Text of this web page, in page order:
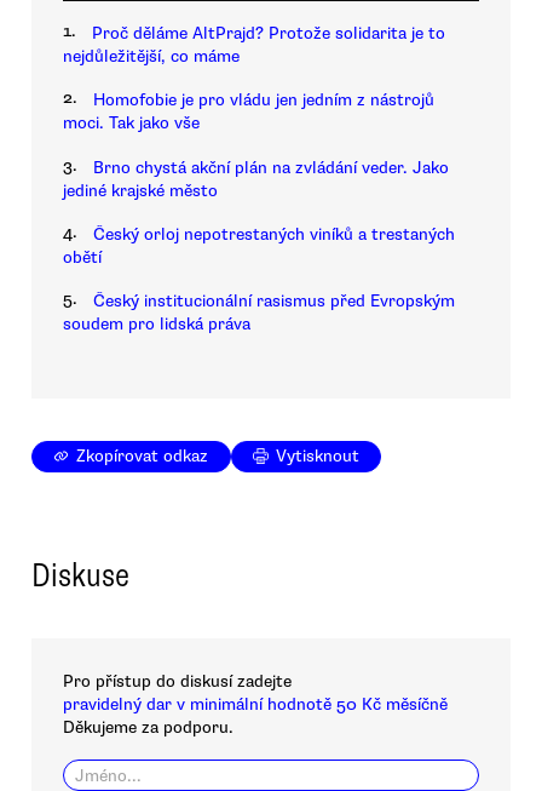
1.
Proč děláme AltPrajd? Protože solidarita je to
nejdůležitější, co máme
2.
Homofobie je pro vládu jen jedním z nástrojů
moci. Tak jako vše
3.
Brno chystá akční plán na zvládání veder. Jako
jediné krajské město
4.
Český orloj nepotrestaných viníků a trestaných
obětí
5.
Český institucionální rasismus před Evropským
soudem pro lidská práva
Zkopírovat odkaz Vytisknout
Diskuse
Pro přístup do diskusí zadejte
pravidelný dar v minimální hodnotě 50 Kč měsíčně
Děkujeme za podporu.